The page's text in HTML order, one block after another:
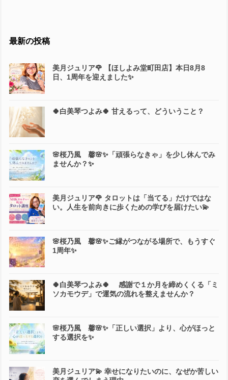
最新の投稿
美月ジュリア🌹 【ほしよみ堂町田店】本日8月8
日、1周年を迎えました✨
🍀白美琴つよみ🍀 甘えるって、どういうこと？
🌸桜乃風 馨🌸✨「頑張らなきゃ」を少し休んでみ
ませんか？✨
美月ジュリア🌹 タロットは「当てる」だけではな
い。人生を前向きに歩くための学びを届けたい💫
🌸桜乃風 馨🌸✨ご縁がつながる場所で、もうすぐ
1周年✨
🍀白美琴つよみ🍀 感謝で１か月を締めくくる「ミ
ソカモウデ」で運気の流れを整えませんか？
🌸桜乃風 馨🌸✨「正しい選択」より、心がほっと
する選択を✨
美月ジュリア💫 幸せになりたいのに、なぜか苦しい